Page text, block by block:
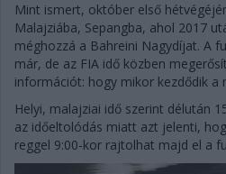
Mint ismert, október első
Malajziába, Sepangba, ahol 2017
méghozzá a Bahreini Nagydíjat. A
már, de az FIA idő közben
információt: hogy mikor kezdődik a
Helyi, malajziai idő szerint délután
az időeltolódás miatt azt jelenti,
reggel 9:00-kor rajtolhat majd el a